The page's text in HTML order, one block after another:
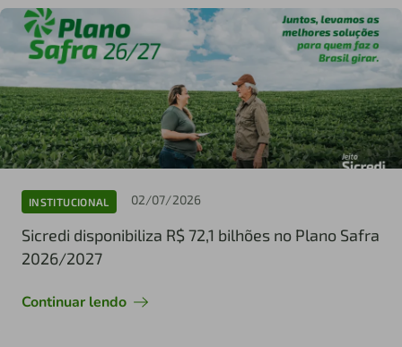
INSTITUCIONAL 02/07/2026
Sicredi disponibiliza R$ 72,1 bilhões no Plano Safra
2026/2027
Continuar lendo